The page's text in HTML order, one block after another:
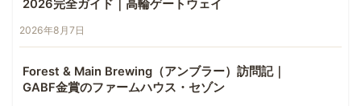
2026完全ガイド｜高輪ゲートウェイ
2026年8月7日
Forest & Main Brewing（アンブラー）訪問記｜
GABF金賞のファームハウス・セゾン